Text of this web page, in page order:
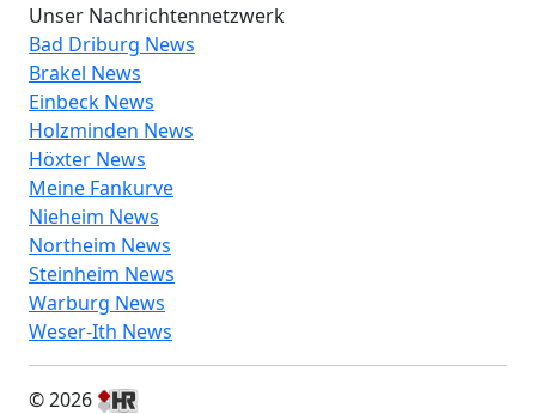
Unser Nachrichtennetzwerk
Bad Driburg News
Brakel News
Einbeck News
Holzminden News
Höxter News
Meine Fankurve
Nieheim News
Northeim News
Steinheim News
Warburg News
Weser-Ith News
© 2026